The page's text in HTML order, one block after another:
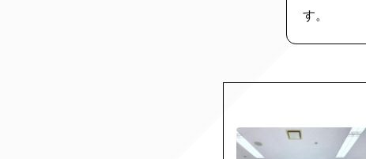
す。